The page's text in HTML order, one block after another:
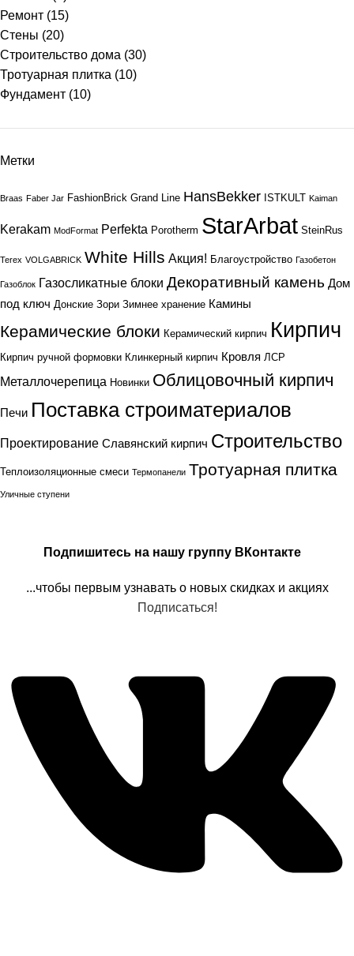
Ремонт (15)
Стены (20)
Строительство дома (30)
Тротуарная плитка (10)
Фундамент (10)
Метки
Braas Faber Jar FashionBrick Grand Line HansBekker ISTKULT Kaiman
Kerakam ModFormat Perfekta Porotherm StarArbat SteinRus
Terex VOLGABRICK White Hills Акция! Благоустройство Газобетон
Газоблок Газосликатные блоки Декоративный камень Дом
под ключ Донские Зори Зимнее хранение Камины
Керамические блоки Керамический кирпич Кирпич
Кирпич ручной формовки Клинкерный кирпич Кровля ЛСР
Металлочерепица Новинки Облицовочный кирпич
Печи Поставка строиматериалов
Проектирование Славянский кирпич Строительство
Теплоизоляционные смеси Термопанели Тротуарная плитка
Уличные ступени
Подпишитесь на нашу группу ВКонтакте
...чтобы первым узнавать о новых скидках и акциях
Подписаться!